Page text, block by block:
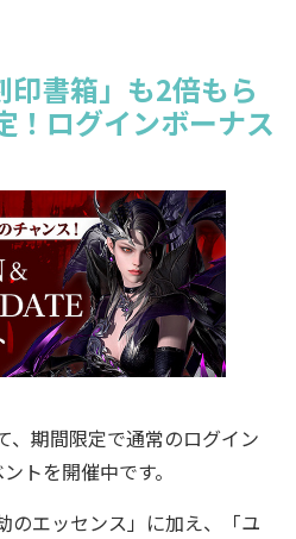
印書箱」も2倍もら
！ログインボーナス
期間限定で通常のログイン
トを開催中です。
のエッセンス」に加え、「ユ